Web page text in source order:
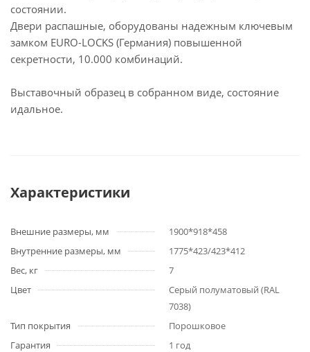
состоянии.
Двери распашные, оборудованы надежным ключевым
замком EURO-LOCKS (Германия) повышенной
секретности, 10.000 комбинаций.
Выставочный образец в собранном виде, состояние
идальное.
Характеристики
Внешние размеры, мм
1900*918*458
Внутренние размеры, мм
1775*423/423*412
Вес, кг
7
Цвет
Серый полуматовый (RAL
7038)
Тип покрытия
Порошковое
Гарантия
1 год